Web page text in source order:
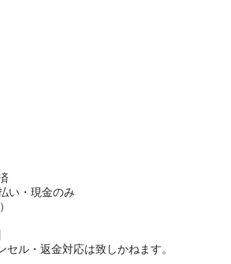
い・現金のみ
セル・返金対応は致しかねます。